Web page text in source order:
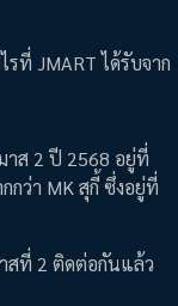
ที่ JMART ได้รับจาก
าส 2 ปี 2568 อยู่ที่
กว่า MK สุกี้ ซึ่งอยู่ที่
สที่ 2 ติดต่อกันแล้ว